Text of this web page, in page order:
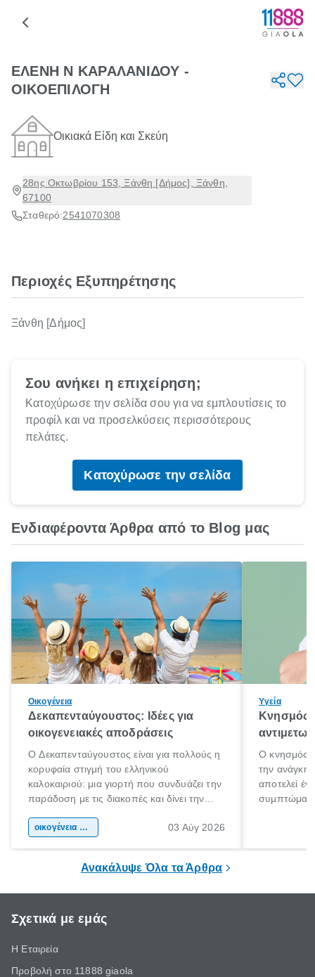
ΕΛΕΝΗ Ν ΚΑΡΑΛΑΝΙΔΟΥ -
ΟΙΚΟΕΠΙΛΟΓΗ
Οικιακά Είδη και Σκεύη
28ης Οκτωβρίου 153, Ξάνθη [Δήμος], Ξάνθη,
67100
Σταθερό:2541070308
Περιοχές Εξυπηρέτησης
Ξάνθη [Δήμος]
Σου ανήκει η επιχείρηση;
Κατοχύρωσε την σελίδα σου για να εμπλουτίσεις το
προφίλ και να προσελκύσεις περισσότερους
πελάτες.
Κατοχύρωσε την σελίδα
Ενδιαφέροντα Άρθρα από το Blog μας
Οικογένεια
Δεκαπενταύγουστος: Ιδέες για
οικογενειακές αποδράσεις
Ο Δεκαπενταύγουστος είναι για πολλούς η
κορυφαία στιγμή του ελληνικού
καλοκαιριού: μια γιορτή που συνδυάζει την
παράδοση με τις διακοπές και δίνει την
χώρας. Είτε πρόκειται για λίγες μέρες
οικογένεια & παιδί 03 Αύγ 2026
Υγεία
Κνησμός:
Ο κνησμός
την ανάγκη
αποτελεί
Ανακάλυψε Όλα τα Άρθρα
Σχετικά με εμάς
Η Εταιρεία
Προβολή στο 11888 giaola